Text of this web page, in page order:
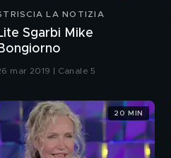
LA NOTIZIA
Sgarbi Mike
mar 2019 | Canale 5
20 MIN